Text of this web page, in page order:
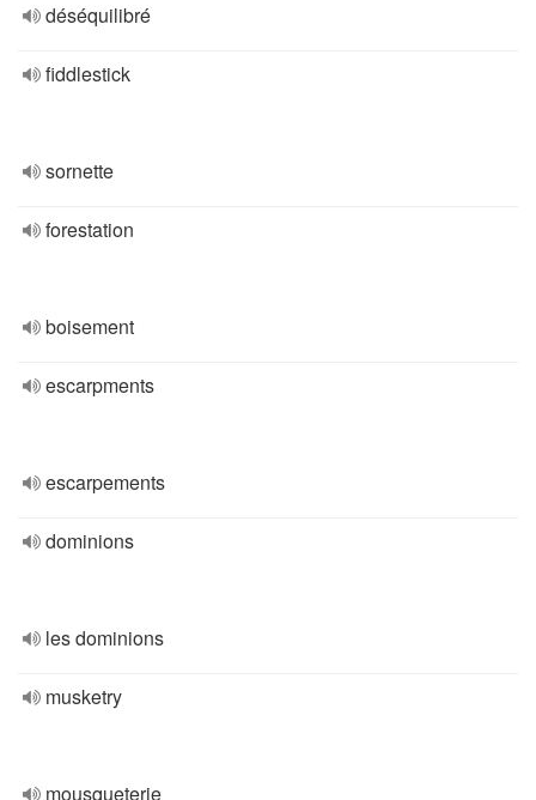
déséquilibré
fiddlestick
sornette
forestation
boisement
escarpments
escarpements
dominions
les dominions
musketry
mousqueterie